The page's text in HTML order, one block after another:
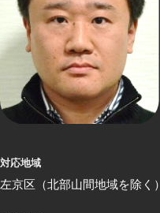
対応地域
左京区（北部山間地域を除く）